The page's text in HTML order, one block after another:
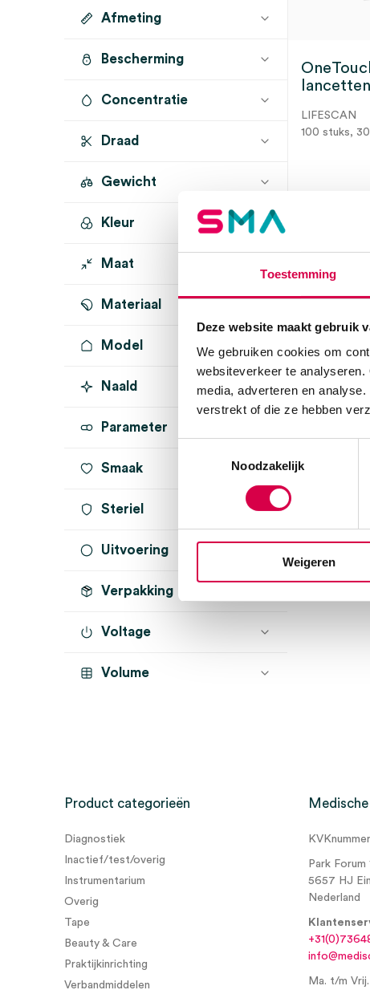
Toestemming
Deze website maakt gebruik
We gebruiken cookies om
websiteverkeer te
media, adverteren en
verstrekt of die ze hebben
Noodzakelijk
Weigeren
100 stuks (1)
Afmeting
Bescherming
Concentratie
Draad
Gewicht
Kleur
Maat
Materiaal
Model
Naald
30G x 0.32mm (1)
Parameter
glucose (1)
Smaak
Steriel
onsteriel (1)
Uitvoering
Verpakking
Voltage
Volume
LIFESCAN
100 stuks,
Product categorieën
Diagnostiek
Inactief/test/overig
Instrumentarium
Overig
Tape
Beauty & Care
Praktijkinrichting
Verbandmiddelen
Park Forum
5657 HJ
Nederland
Ma. t/m